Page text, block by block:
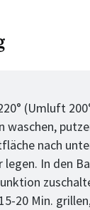
(Umluft
waschen,
nach
legen. In den
20 Min.